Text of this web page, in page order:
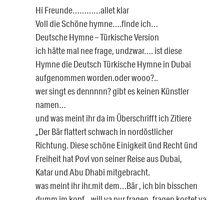
Hi Freunde…………allet klar
Voll die Schöne hymne….finde ich…
Deutsche Hymne – Türkische Version
ich hätte mal nee frage, undzwar…. ist diese
Hymne die Deutsch Türkische Hymne in Dubai
aufgenommen worden.oder wooo?..
wer singt es dennnnn? gibt es keinen Künstler
namen…
und was meint ihr da im Überschrifft ich Zitiere
„Der Bär flattert schwach in nordöstlicher
Richtung. Diese schöne Einigkeit ünd Recht ünd
Freiheit hat Povl von seiner Reise aus Dubai,
Katar und Abu Dhabi mitgebracht.
was meint ihr ihr.mit dem…Bär , ich bin bisschen